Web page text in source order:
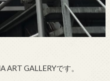
GALLERYです。